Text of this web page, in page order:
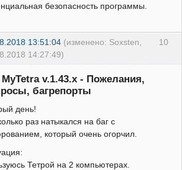
безопасность программы.
10
13:51:04 (изменено: Soxsten,
14:27:49)
MyTetra v.1.43.x - Пожелания,
багрепорты
день!
раз натыкался на баг с
который очень огорчил.
Тетрой на 2 компьютерах.